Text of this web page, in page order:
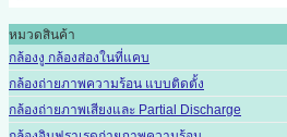
หมวดสินค้า
กล้องงู กล้องส่องในที่แคบ
กล้องถ่ายภาพความร้อน แบบติดตั้ง
กล้องถ่ายภาพเสียงและ Partial Discharge